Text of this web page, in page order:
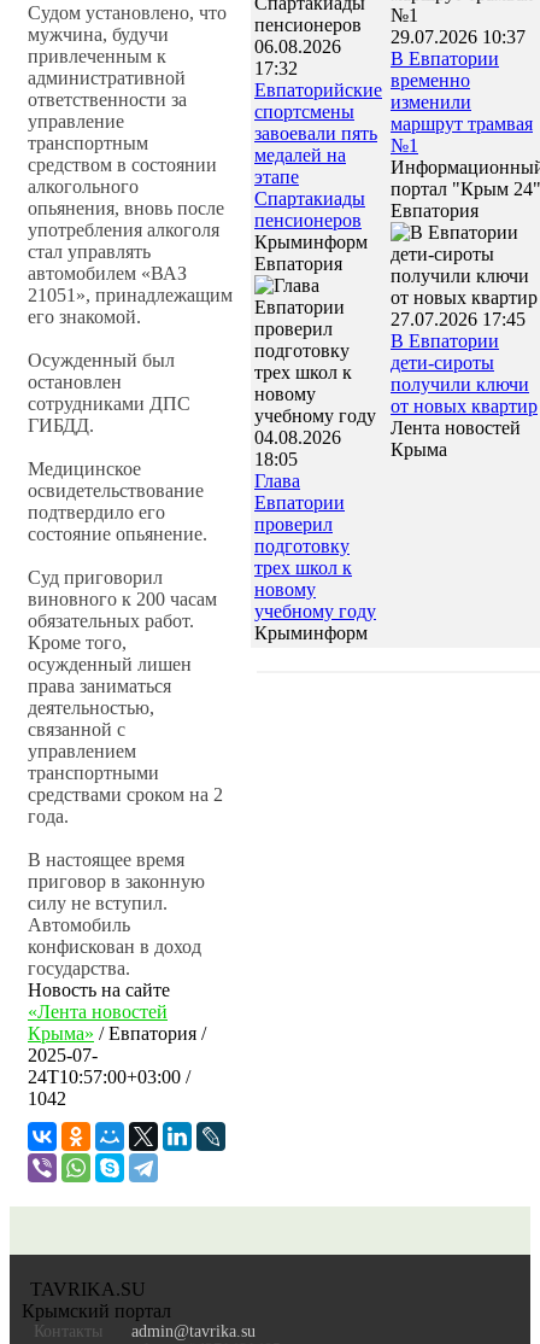
Судом установлено, что
мужчина, будучи
привлеченным к
административной
ответственности за
управление
транспортным
средством в состоянии
алкогольного
опьянения, вновь после
употребления алкоголя
стал управлять
автомобилем «ВАЗ
21051», принадлежащим
его знакомой.
Осужденный был
остановлен
сотрудниками ДПС
ГИБДД.
Медицинское
освидетельствование
подтвердило его
состояние опьянение.
Суд приговорил
виновного к 200 часам
обязательных работ.
Кроме того,
осужденный лишен
права заниматься
деятельностью,
связанной с
управлением
транспортными
средствами сроком на 2
года.
В настоящее время
приговор в законную
силу не вступил.
Автомобиль
конфискован в доход
государства.
Новость на сайте
«Лента новостей
Крыма» /Евпатория /
2025-07-
24T10:57:00+03:00 /
1042
06.08.2026
17:32
Евпаторийские
спортсмены
завоевали пять
медалей на
этапе
Спартакиады
пенсионеров
Крыминформ
Евпатория
04.08.2026
18:05
Глава
Евпатории
проверил
подготовку
трех школ к
новому
учебному году
Крыминформ
29.07.2026 10:37
В Евпатории
временно
изменили
маршрут трамвая
№1
портал "Крым 24"
Евпатория
27.07.2026 17:45
В Евпатории
дети-сироты
получили ключи
от новых квартир
Лента новостей
Крыма
TAVRIKA.SU
Крымский портал
Контакты
admin@tavrika.su